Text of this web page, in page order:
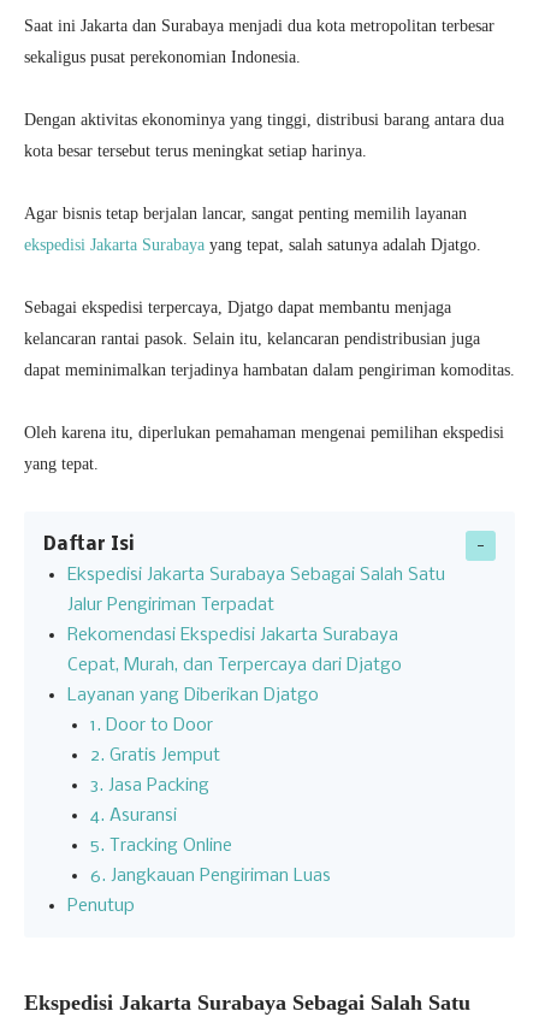
Saat ini Jakarta dan Surabaya menjadi dua kota metropolitan terbesar
sekaligus pusat perekonomian Indonesia.
Dengan aktivitas ekonominya yang tinggi, distribusi barang antara dua
kota besar tersebut terus meningkat setiap harinya.
Agar bisnis tetap berjalan lancar, sangat penting memilih layanan
ekspedisi Jakarta Surabaya yang tepat, salah satunya adalah Djatgo.
Sebagai ekspedisi terpercaya, Djatgo dapat membantu menjaga
kelancaran rantai pasok. Selain itu, kelancaran pendistribusian juga
dapat meminimalkan terjadinya hambatan dalam pengiriman komoditas.
Oleh karena itu, diperlukan pemahaman mengenai pemilihan ekspedisi
yang tepat.
Daftar Isi
Ekspedisi Jakarta Surabaya Sebagai Salah Satu
Jalur Pengiriman Terpadat
Rekomendasi Ekspedisi Jakarta Surabaya
Cepat, Murah, dan Terpercaya dari Djatgo
Layanan yang Diberikan Djatgo
1. Door to Door
2. Gratis Jemput
3. Jasa Packing
4. Asuransi
5. Tracking Online
6. Jangkauan Pengiriman Luas
Penutup
Ekspedisi Jakarta Surabaya Sebagai Salah Satu